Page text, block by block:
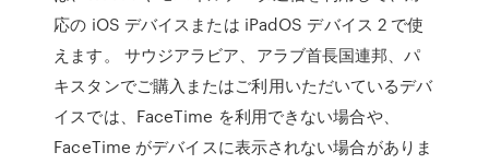
応の iOS デバイスまたは iPadOS デバイス 2 で使
えます。 サウジアラビア、アラブ首長国連邦、パ
キスタンでご購入またはご利用いただいているデバ
イスでは、FaceTime を利用できない場合や、
FaceTime がデバイスに表示されない場合がありま